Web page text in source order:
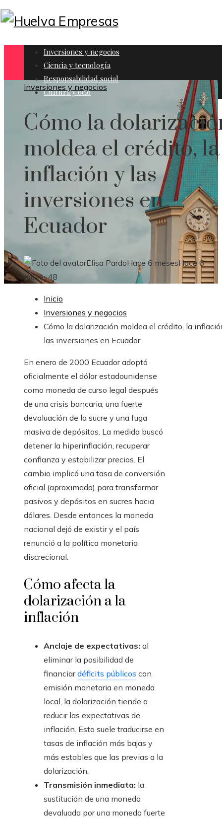
Inversiones y negocios
Ciencia y tecnología
Responsabilidad social
Cultura y ocio
Inversiones y negocios
Cómo la
moldea el crédito, la
inflación y las
inversiones en
Ecuador
Elisa PardoHace 6 mesesHace 6
meses48
Inicio
Inversiones y negocios
Cómo la dolarización moldea el crédito, la
las inversiones en Ecuador
En enero de 2000 Ecuador adoptó
oficialmente el dólar estadounidense
como moneda de curso legal después
de una crisis bancaria, una fuerte
devaluación de la sucre y una fuga
masiva de depósitos. La medida buscó
detener la hiperinflación, recuperar
confianza y estabilizar precios. El
cambio implicó una tasa de conversión
oficial (aproximada) para transformar
pasivos y depósitos en sucres hacia
dólares. Desde entonces la moneda
nacional dejó de existir y el país
renunció a la política monetaria
discrecional.
Cómo afecta la
dolarización a la
inflación
Anclaje de expectativas: al
eliminar la posibilidad de
financiardéficits públicos con
emisión monetaria en moneda
local, la dolarización tiende a
reducir las expectativas de
inflación. Esto suele traducirse en
tasas de inflación más bajas y
más estables que las previas a la
dolarización.
Transmisión inmediata: la
sustitución de una moneda
devaluada por una moneda fuerte